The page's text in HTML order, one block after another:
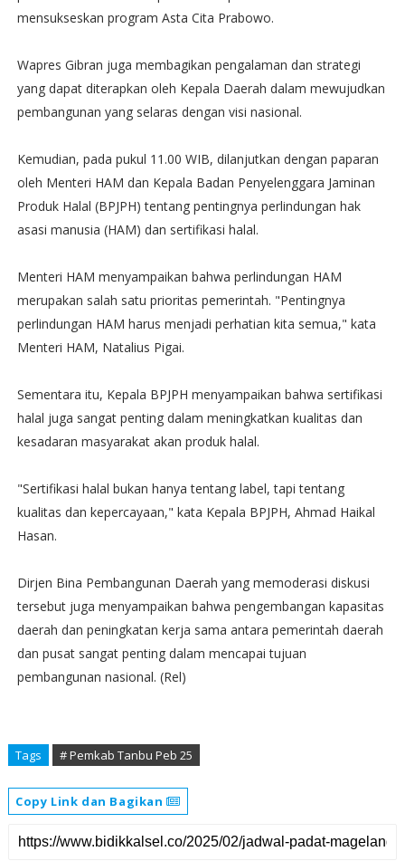
mensukseskan program Asta Cita Prabowo.
Wapres Gibran juga membagikan pengalaman dan strategi
yang dapat diterapkan oleh Kepala Daerah dalam mewujudkan
pembangunan yang selaras dengan visi nasional.
Kemudian, pada pukul 11.00 WIB, dilanjutkan dengan paparan
oleh Menteri HAM dan Kepala Badan Penyelenggara Jaminan
Produk Halal (BPJPH) tentang pentingnya perlindungan hak
asasi manusia (HAM) dan sertifikasi halal.
Menteri HAM menyampaikan bahwa perlindungan HAM
merupakan salah satu prioritas pemerintah. "Pentingnya
perlindungan HAM harus menjadi perhatian kita semua," kata
Menteri HAM, Natalius Pigai.
Sementara itu, Kepala BPJPH menyampaikan bahwa sertifikasi
halal juga sangat penting dalam meningkatkan kualitas dan
kesadaran masyarakat akan produk halal.
"Sertifikasi halal bukan hanya tentang label, tapi tentang
kualitas dan kepercayaan," kata Kepala BPJPH, Ahmad Haikal
Hasan.
Dirjen Bina Pembangunan Daerah yang memoderasi diskusi
tersebut juga menyampaikan bahwa pengembangan kapasitas
daerah dan peningkatan kerja sama antara pemerintah daerah
dan pusat sangat penting dalam mencapai tujuan
pembangunan nasional. (Rel)
Tags # Pemkab Tanbu Peb 25
Copy Link dan Bagikan